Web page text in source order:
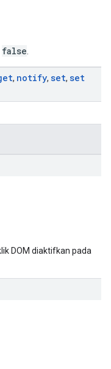
false
, notify, set, set
DOM diaktifkan pada